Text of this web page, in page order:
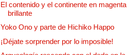
El contenido y el continente en magenta
brillante
Yoko Ono y parte de Hichiko Happo
¡Déjate sorprender por lo imposible!